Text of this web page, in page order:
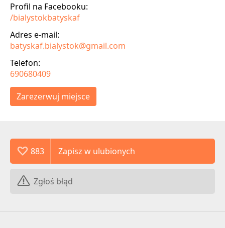
Profil na Facebooku:
/bialystokbatyskaf
Adres e-mail:
batyskaf.bialystok@gmail.com
Telefon:
690680409
Zarezerwuj miejsce
883
Zgłoś błąd